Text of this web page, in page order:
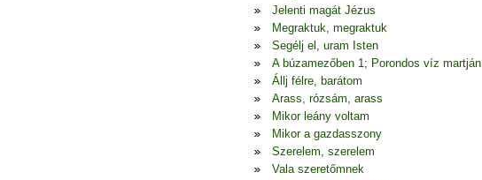
Jelenti magát Jézus
Megraktuk, megraktuk
Segélj el, uram Isten
A búzamezőben 1; Porondos víz martján
Állj félre, barátom
Arass, rózsám, arass
Mikor leány voltam
Mikor a gazdasszony
Szerelem, szerelem
Vala szeretőmnek